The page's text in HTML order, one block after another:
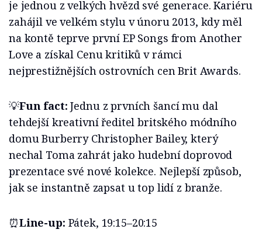
je jednou z velkých hvězd své generace. Kariéru
zahájil ve velkém stylu v únoru 2013, kdy měl
na kontě teprve první EP Songs from Another
Love a získal Cenu kritiků v rámci
nejprestižnějších ostrovních cen Brit Awards.
💡Fun fact:Jednu z prvních šancí mu dal
tehdejší kreativní ředitel britského módního
domu Burberry Christopher Bailey, který
nechal Toma zahrát jako hudební doprovod
prezentace své nové kolekce. Nejlepší způsob,
jak se instantně zapsat u top lidí z branže.
⏰Line-up: Pátek, 19:15–20:15